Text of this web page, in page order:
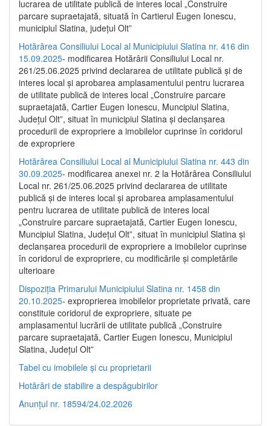
lucrarea de utilitate publică de interes local „Construire
parcare supraetajată, situată în Cartierul Eugen Ionescu,
municipiul Slatina, județul Olt”
Hotărârea Consiliului Local al Municipiului Slatina nr. 416 din
15.09.2025- modificarea Hotărârii Consiliului Local nr.
261/25.06.2025 privind declararea de utilitate publică și de
interes local și aprobarea amplasamentului pentru lucrarea
de utilitate publică de interes local „Construire parcare
supraetajată, Cartier Eugen Ionescu, Muncipiul Slatina,
Județul Olt”, situat în municipiul Slatina și declanșarea
procedurii de expropriere a imobilelor cuprinse în coridorul
de expropriere
Hotărârea Consiliului Local al Municipiului Slatina nr. 443 din
30.09.2025- modificarea anexei nr. 2 la Hotărârea Consiliului
Local nr. 261/25.06.2025 privind declararea de utilitate
publică şi de interes local şi aprobarea amplasamentului
pentru lucrarea de utilitate publică de interes local
„Construire parcare supraetajată, Cartier Eugen Ionescu,
Muncipiul Slatina, Judeţul Olt”, situat în municipiul Slatina şi
declanşarea procedurii de expropriere a imobilelor cuprinse
în coridorul de expropriere, cu modificările şi completările
ulterioare
Dispoziția Primarului Municipiului Slatina nr. 1458 din
20.10.2025- exproprierea imobilelor proprietate privată, care
constituie coridorul de expropriere, situate pe
amplasamentul lucrării de utilitate publică „Construire
parcare supraetajată, Cartier Eugen Ionescu, Municipiul
Slatina, Județul Olt”
Tabel cu imobilele și cu proprietarii
Hotărâri de stabilire a despăgubirilor
Anunțul nr. 18594/24.02.2026